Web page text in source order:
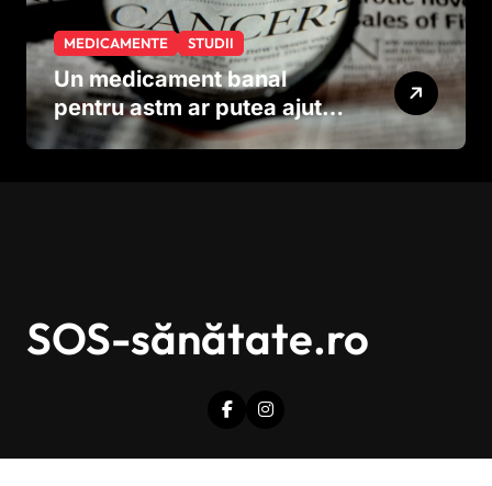
MEDICAMENTE STUDII
Un medicament banal
pentru astm ar putea ajuta
în lupta împotriva
SOS-sănătate.ro